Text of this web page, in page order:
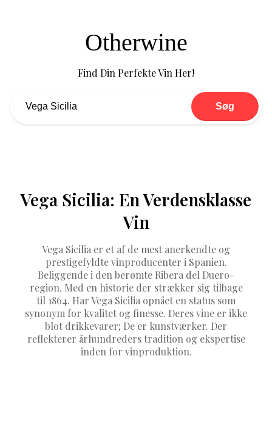
Otherwine
Find Din Perfekte Vin Her!
Søg
Vega Sicilia: En Verdensklasse
Vin
Vega Sicilia er et af de mest anerkendte og
prestigefyldte vinproducenter i Spanien.
Beliggende i den berømte Ribera del Duero-
region. Med en historie der strækker sig tilbage
til 1864. Har Vega Sicilia opnået en status som
synonym for kvalitet og finesse. Deres vine er ikke
blot drikkevarer; De er kunstværker. Der
reflekterer århundreders tradition og ekspertise
inden for vinproduktion.